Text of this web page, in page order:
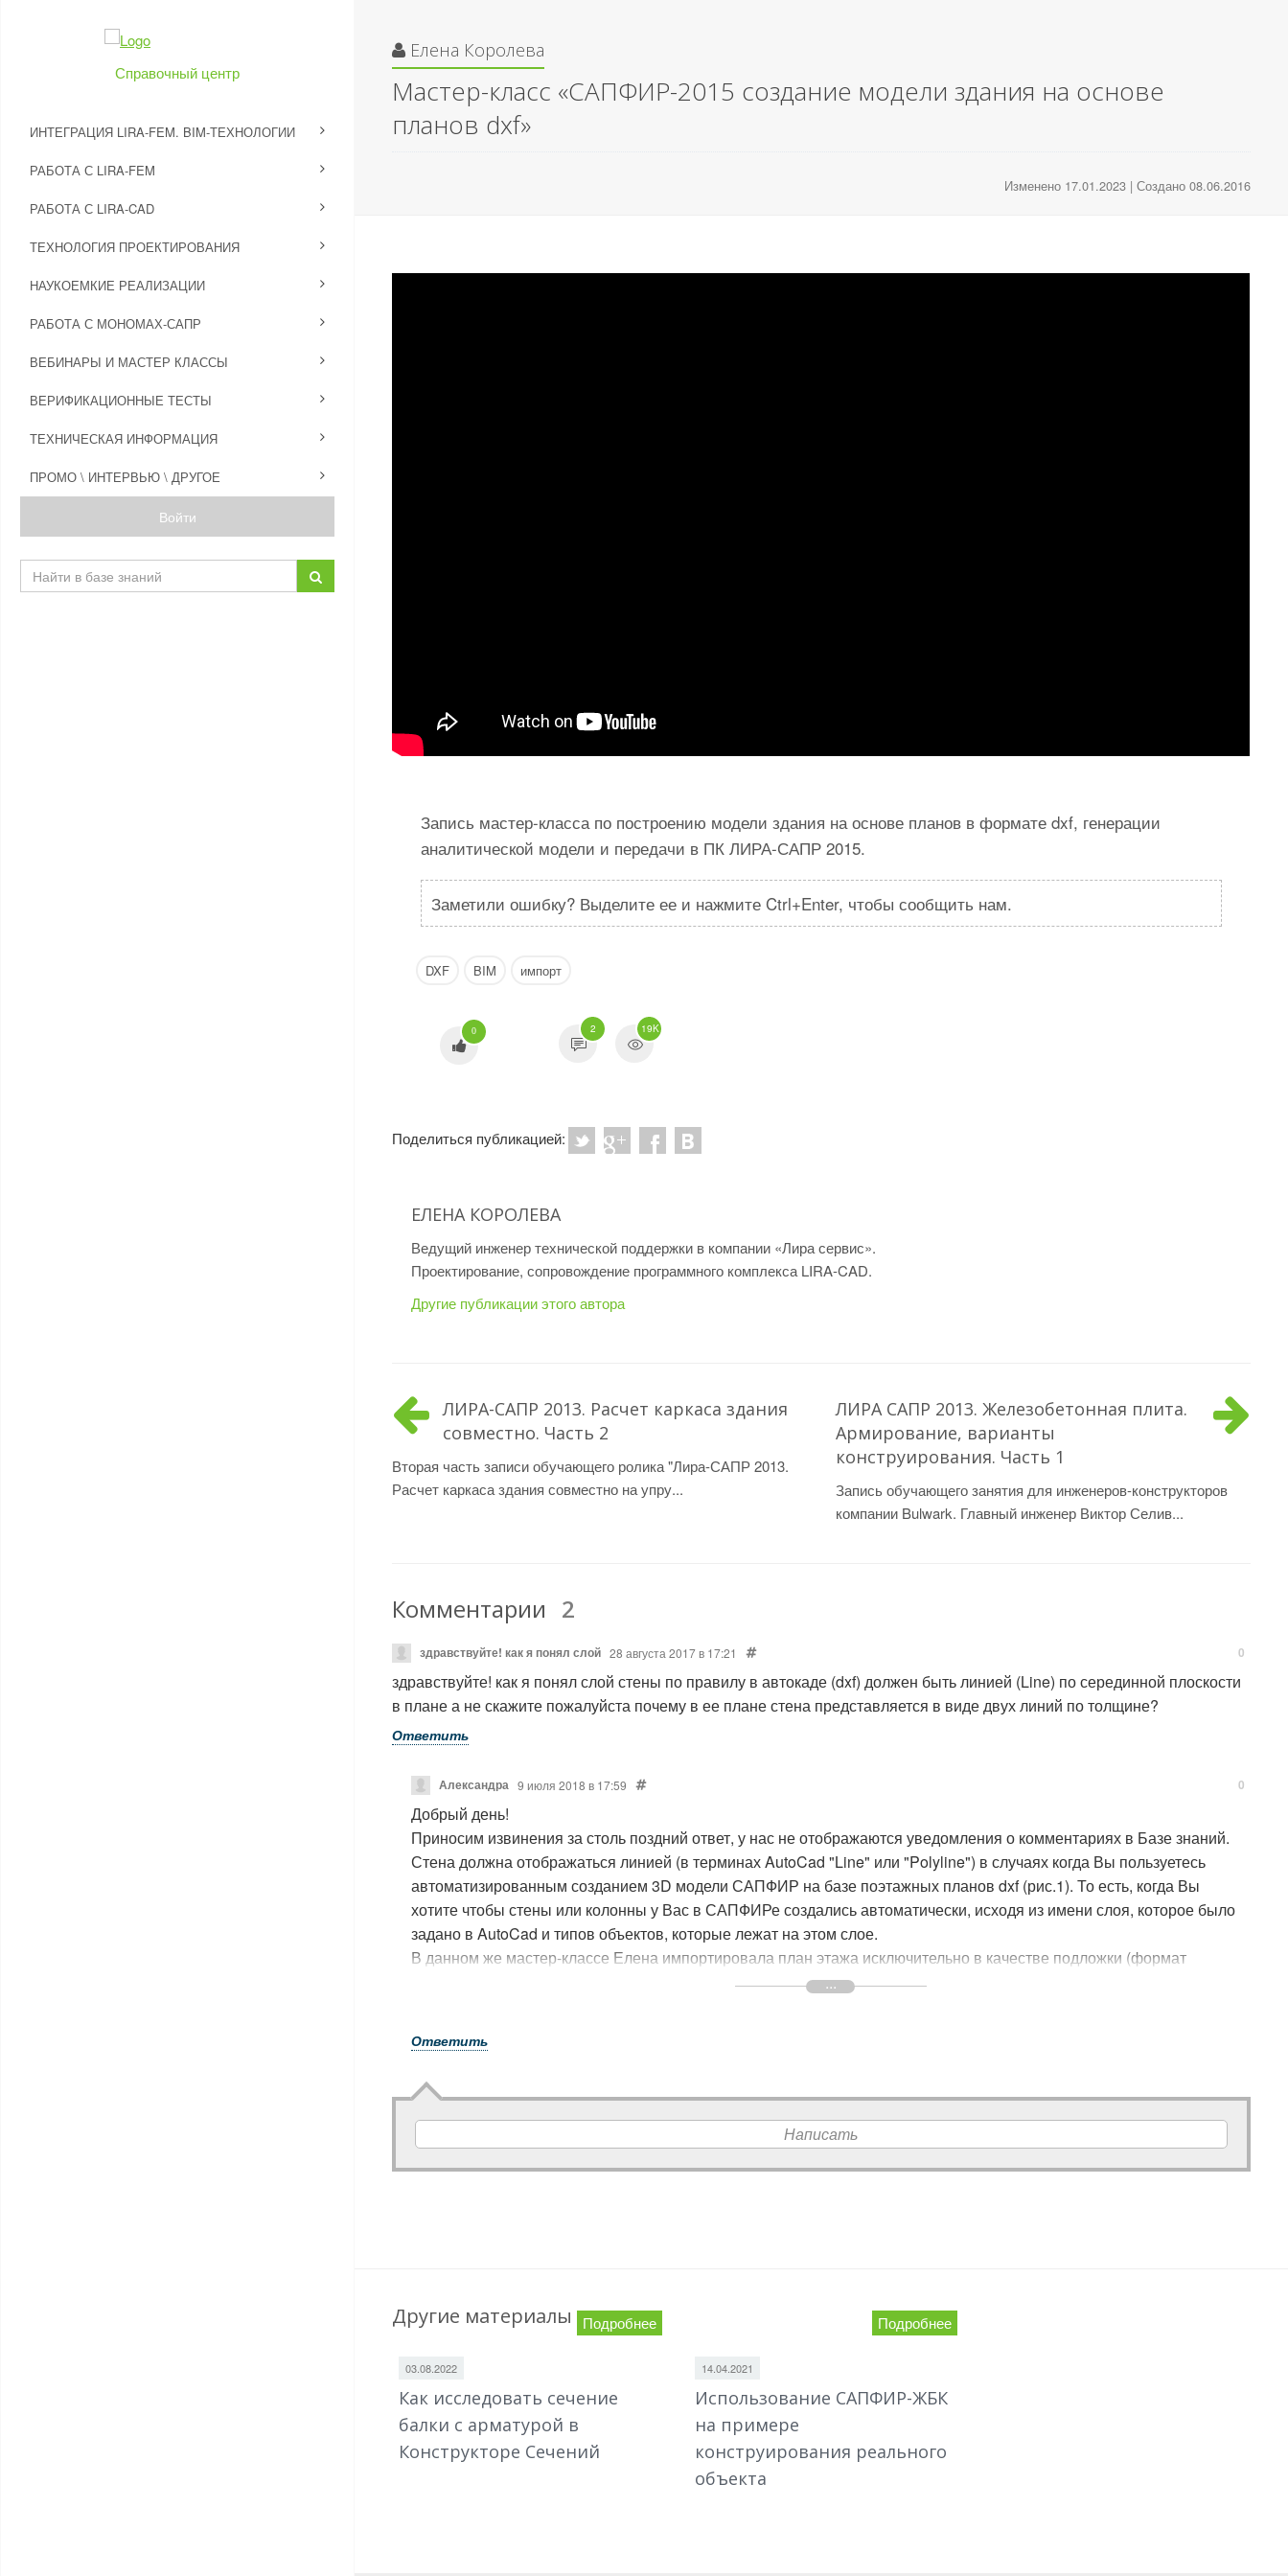
Справочный центр
ИНТЕГРАЦИЯ LIRA-FEM. BIM-ТЕХНОЛОГИИ
РАБОТА С LIRA-FEM
РАБОТА С LIRA-CAD
ТЕХНОЛОГИЯ ПРОЕКТИРОВАНИЯ
НАУКОЕМКИЕ РЕАЛИЗАЦИИ
РАБОТА С МОНОМАХ-САПР
ВЕБИНАРЫ И МАСТЕР КЛАССЫ
ВЕРИФИКАЦИОННЫЕ ТЕСТЫ
ТЕХНИЧЕСКАЯ ИНФОРМАЦИЯ
ПРОМО \ ИНТЕРВЬЮ \ ДРУГОЕ
Войти
Елена Королева
Мастер-класс «САПФИР-2015 cоздание модели здания на основе
планов dxf»
Изменено 17.01.2023 | Создано 08.06.2016
Запись мастер-класса по построению модели здания на основе планов в формате dxf, генерации
аналитической модели и передачи в ПК ЛИРА-САПР 2015.
Заметили ошибку? Выделите ее и нажмите Ctrl+Enter, чтобы сообщить нам.
DXF BIM импорт
0 2 19K
Поделиться публикацией:
ЕЛЕНА КОРОЛЕВА
Ведущий инженер технической поддержки в компании «Лира сервис».
Проектирование, сопровождение программного комплекса LIRA-CAD.
Другие публикации этого автора
ЛИРА-САПР 2013. Расчет каркаса здания
совместно. Часть 2
Вторая часть записи обучающего ролика "Лира-САПР 2013.
Расчет каркаса здания совместно на упру...
ЛИРА САПР 2013. Железобетонная плита.
Армирование, варианты
конструирования. Часть 1
Запись обучающего занятия для инженеров-конструкторов
компании Bulwark. Главный инженер Виктор Селив...
Комментарии 2
здравствуйте! как я понял слой 28 августа 2017 в 17:21 0
здравствуйте! как я понял слой стены по правилу в автокаде (dxf) должен быть линией (Line) по серединной плоскости
в плане а не скажите пожалуйста почему в ее плане стена представляется в виде двух линий по толщине?
Ответить
Александра 9 июля 2018 в 17:59 0
Добрый день!
Приносим извинения за столь поздний ответ, у нас не отображаются уведомления о комментариях в Базе знаний.
Стена должна отображаться линией (в терминах AutoCad "Line" или "Polyline") в случаях когда Вы пользуетесь
автоматизированным созданием 3D модели САПФИР на базе поэтажных планов dxf (рис.1). То есть, когда Вы
хотите чтобы стены или колонны у Вас в САПФИРе создались автоматически, исходя из имени слоя, которое было
задано в AutoCad и типов объектов, которые лежат на этом слое.
В данном же мастер-классе Елена импортировала план этажа исключительно в качестве подложки (формат
подложки dxf) и использовала этот план только для привязки объектов (рис.2). Ничего автоматически по нему
Ответить
Написать
Другие материалы Подробнее
03.08.2022
Как исследовать сечение
балки с арматурой в
Конструкторе Сечений
Подробнее
14.04.2021
Использование САПФИР-ЖБК
на примере
конструирования реального
объекта